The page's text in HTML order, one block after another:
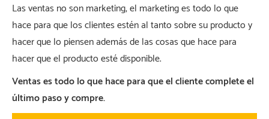
Las ventas no son marketing, el marketing es todo lo que
hace para que los clientes estén al tanto sobre su producto y
hacer que lo piensen además de las cosas que hace para
hacer que el producto esté disponible.
Ventas es todo lo que hace para que el cliente complete el
último paso y compre.